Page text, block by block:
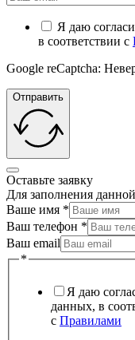
Я даю
в соответствии с
Google reCaptcha:
Отправить
Оставьте заявку
Для заполнения
Ваше имя *
Ваш телефон *
Ваш email
*
Я даю
данных, в
с Правилами